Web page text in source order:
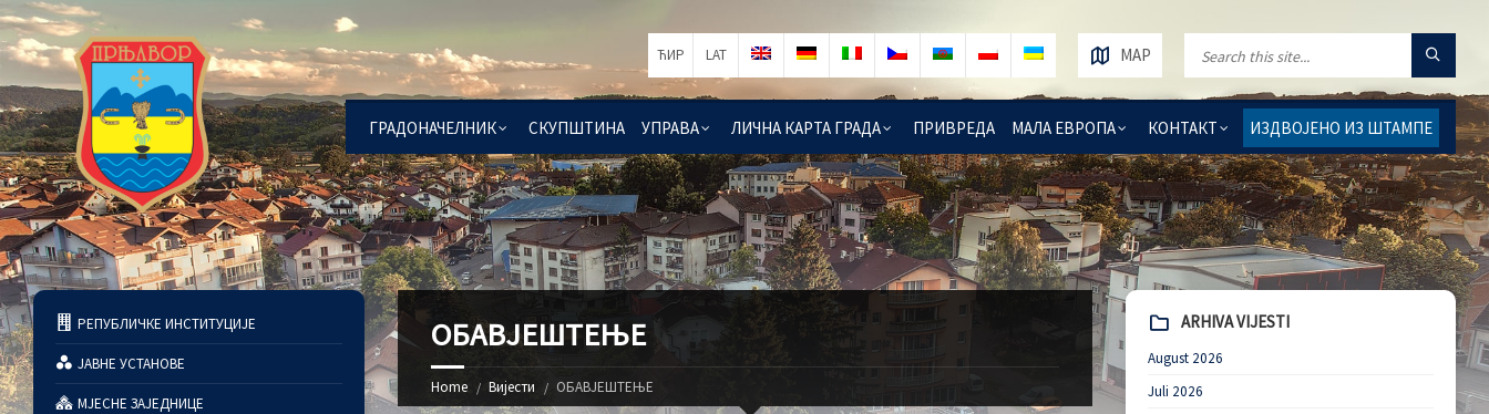
ГРАДОНАЧЕЛНИК СКУПШТИНА УПРАВА ЛИЧНА КАРТА ГРАДА ПРИВРЕДА МАЛА ЕВРОПА КОНТАКТ ИЗДВОЈЕНО ИЗ ШТАМПЕ
MAP
ЋИР LAT
ОБАВЈЕШТЕЊЕ
Home Вијести ОБАВЈЕШТЕЊЕ
РЕПУБЛИЧКЕ ИНСТИТУЦИЈЕ
ЈАВНЕ УСТАНОВЕ
МЈЕСНЕ ЗАЈЕДНИЦЕ
ARHIVA VIJESTI
August 2026
Juli 2026